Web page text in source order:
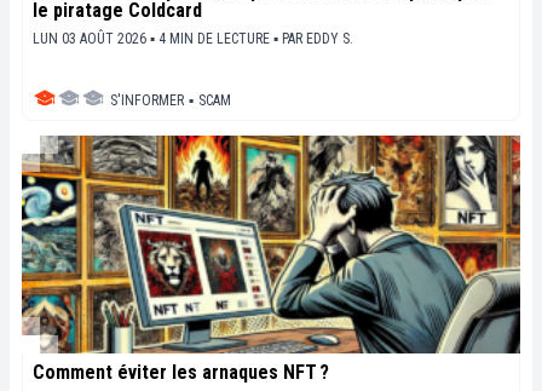
le piratage Coldcard
LUN 03 AOÛT 2026 ▪ 4 MIN DE LECTURE ▪ PAR EDDY S.
S'INFORMER ▪ SCAM
Comment éviter les arnaques NFT ?